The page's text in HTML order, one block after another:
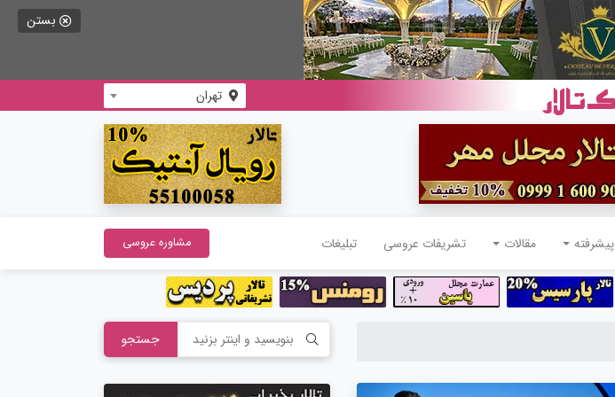
بستن
تهران
مقالات تشریفات عروسی تبلیغات مشاوره عروسی
جستجو